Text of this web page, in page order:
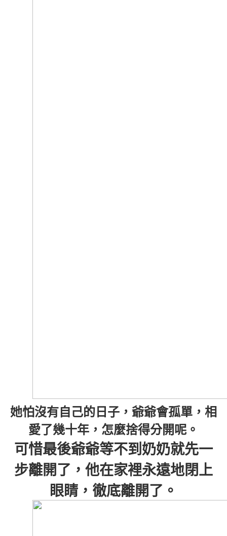
她怕沒有自己的日子，爺爺會孤單，相
愛了幾十年，怎麼捨得分開呢。
可惜最後爺爺等不到奶奶就先一
步離開了，他在家裡永遠地閉上
眼睛，徹底離開了。